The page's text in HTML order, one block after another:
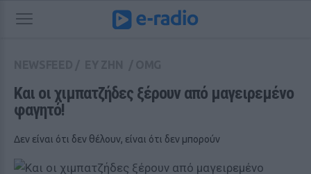
Και οι χιμπατζήδες ξέρουν από μαγειρεμένο
φαγητό!
Δεν είναι ότι δεν θέλουν, είναι ότι δεν μπορούν